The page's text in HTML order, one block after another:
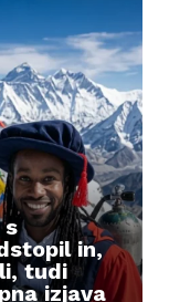
s
in,
tudi
izjava